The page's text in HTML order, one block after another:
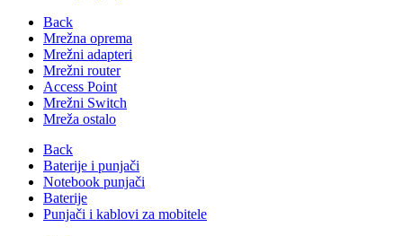
Back
Mrežna oprema
Mrežni adapteri
Mrežni router
Access Point
Mrežni Switch
Mreža ostalo
Back
Baterije i punjači
Notebook punjači
Baterije
Punjači i kablovi za mobitele